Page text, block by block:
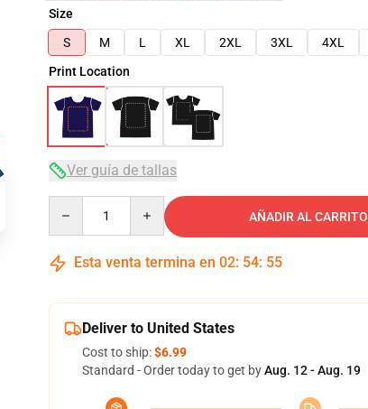
Size
S
M L XL 2XL 3XL 4XL
Print Location
Ver guía de tallas
AÑADIR AL CARRITO
Esta venta termina en 02: 54: 54
Deliver to United States
Cost to ship:$6.99
Standard - Order today to get byAug. 12 - Aug. 19